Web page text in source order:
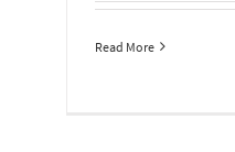
Read More